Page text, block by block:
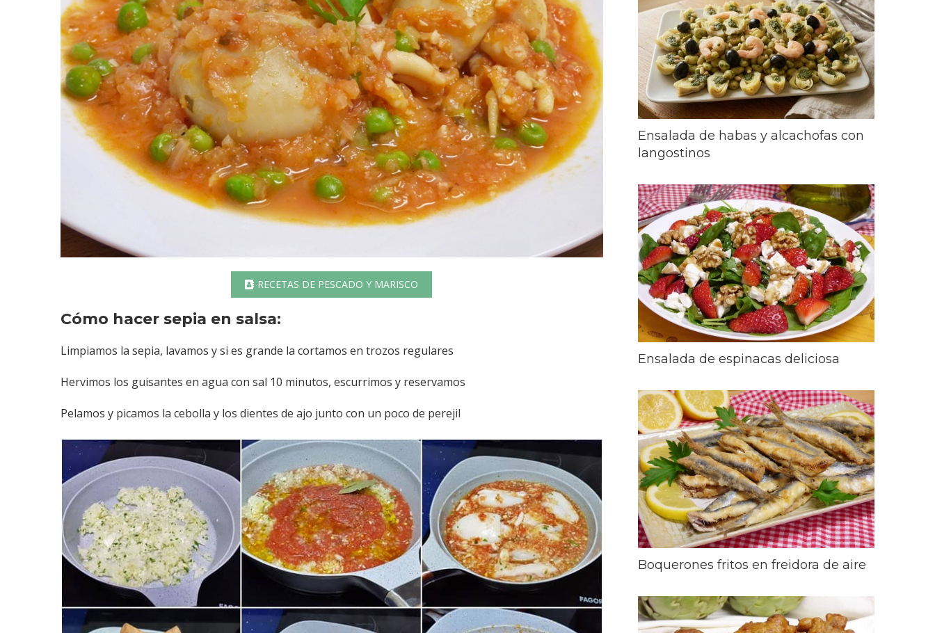
RECETAS DE PESCADO Y MARISCO
Cómo hacer sepia en salsa:
Limpiamos la sepia, lavamos y si es grande la cortamos en trozos regulares
Hervimos los guisantes en agua con sal 10 minutos, escurrimos y reservamos
Pelamos y picamos la cebolla y los dientes de ajo junto con un poco de perejil
Ensalada de habas y alcachofas con
langostinos
Ensalada de espinacas deliciosa
Boquerones fritos en freidora de aire